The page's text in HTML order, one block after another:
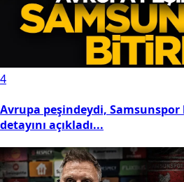
4
Avrupa peşindeydi,
detayını açıkladı...